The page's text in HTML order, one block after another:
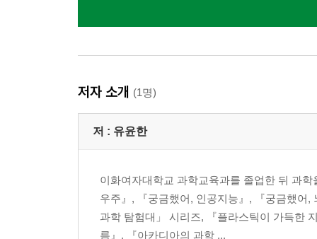
저자 소개 (1명)
저 : 유윤한
이화여자대학교 과학교육과를 졸업한 뒤 과
우주』, 『궁금했어, 인공지능』, 『궁금했어
과학 탐험대」 시리즈, 『플라스틱이 가득한
름』, 『아카디아의 과학 ...